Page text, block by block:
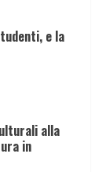
e la
alla
in